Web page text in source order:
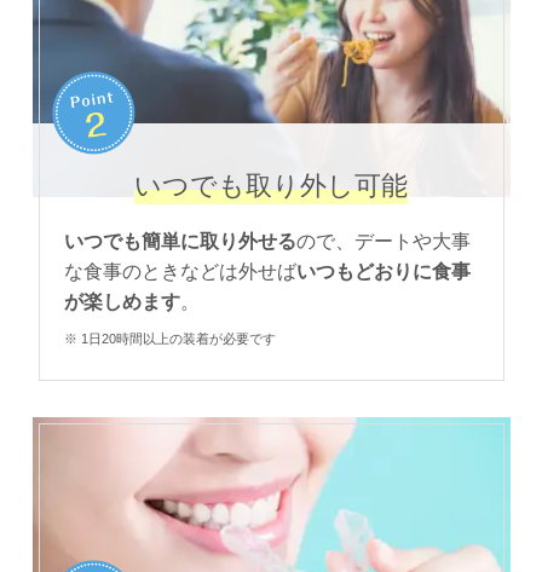
いつでも取り外し可能
いつでも簡単に取り外せるので、デートや大事
な食事のときなどは外せばいつもどおりに食事
が楽しめます。
※ 1日20時間以上の装着が必要です